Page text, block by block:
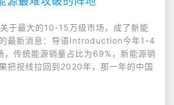
于最大的10-15万级市场，成了新能
最新消息：导语Introduction今年1-4
，传统能源销量占比为69%，新能源销
把视线拉回到2020年，那一年的中国